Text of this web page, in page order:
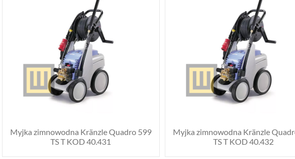
Myjka zimnowodna Kränzle Quadro 599
TS T KOD 40.431
Myjka zimnowodna Kränzle
TS T KOD 40.432